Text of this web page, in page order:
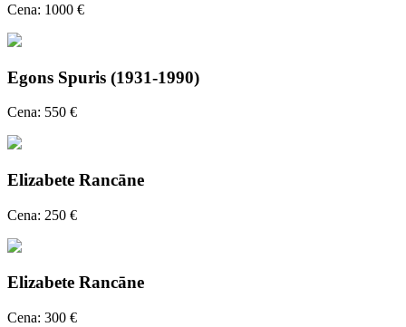
Cena: 1000 €
Egons Spuris (1931-1990)
Cena: 550 €
Elizabete Rancāne
Cena: 250 €
Elizabete Rancāne
Cena: 300 €